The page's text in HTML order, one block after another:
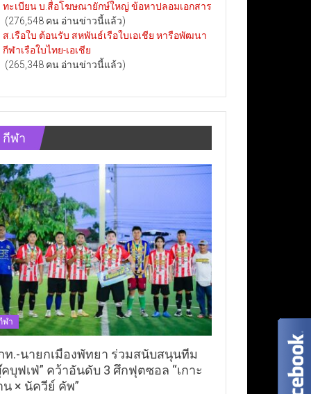
ทะเบียน บ.สื่อโฆษณายักษ์ใหญ่ ข้อหาปลอมเอกสาร
(276,548 คน อ่านข่าวนี้แล้ว)
ส.เรือใบ ต้อนรับ สหพันธ์เรือใบเอเชีย หารือพัฒนา
กีฬาเรือใบไทย-เอเชีย
(265,348 คน อ่านข่าวนี้แล้ว)
กีฬา
ฬา
ท.-นายกเมืองพัทยา ร่วมสนับสนุนทีม
คบุฟเฟ่” คว้าอันดับ 3 ศึกฟุตซอล “เกาะ
น × นัควีย์ คัพ”